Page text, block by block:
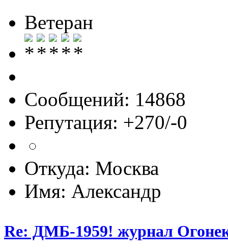
Ветеран
Сообщений: 14868
Репутация: +270/-0
Откуда: Москва
Имя: Александр
Re: ДМБ-1959! журнал